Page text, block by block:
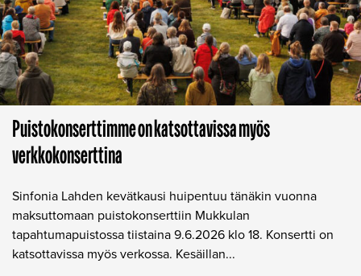
Puistokonserttimme on katsottavissa myös
verkkokonserttina
Sinfonia Lahden kevätkausi huipentuu tänäkin vuonna
maksuttomaan puistokonserttiin Mukkulan
tapahtumapuistossa tiistaina 9.6.2026 klo 18. Konsertti on
katsottavissa myös verkossa. Kesäillan...